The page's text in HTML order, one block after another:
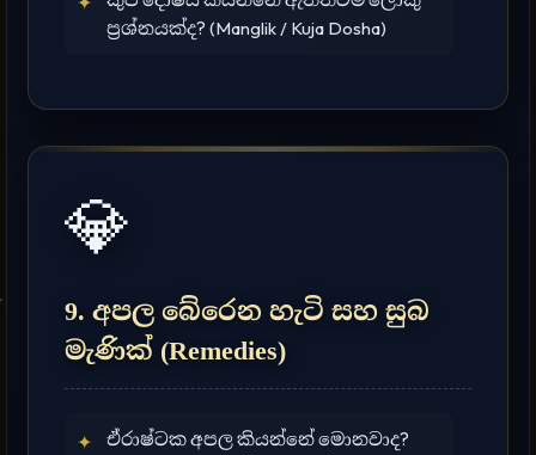
ප්‍රශ්නයක්ද? (Manglik / Kuja Dosha)
💎
9. අපල බේරෙන හැටි සහ සුබ
මැණික් (Remedies)
✦
ඒරාෂ්ටක අපල කියන්නේ මොනවාද?